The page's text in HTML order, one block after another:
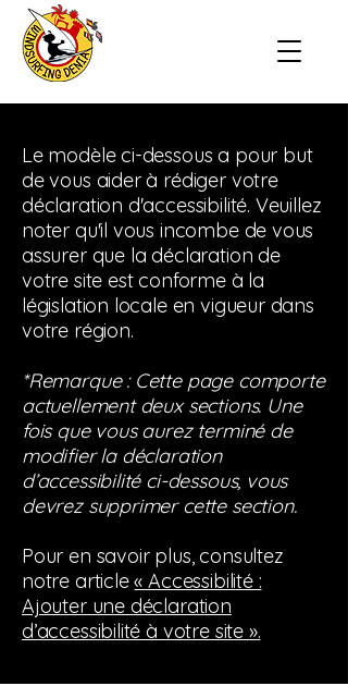
Le modèle ci-dessous a pour but
de vous aider à rédiger votre
déclaration d'accessibilité. Veuillez
noter qu'il vous incombe de vous
assurer que la déclaration de
votre site est conforme à la
législation locale en vigueur dans
votre région.
*Remarque : Cette page comporte
actuellement deux sections. Une
fois que vous aurez terminé de
modifier la déclaration
d’accessibilité ci-dessous, vous
devrez supprimer cette section.
Pour en savoir plus, consultez
notre article« Accessibilité :
Ajouter une déclaration
d’accessibilité à votre site ».